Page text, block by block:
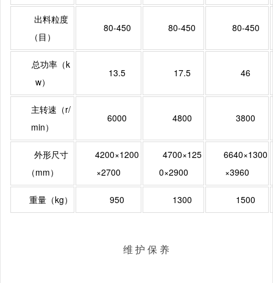
出料粒度
（目）
80-450 80-450 80-450
总功率（k
w）
13.5 17.5 46
主转速（r/
min）
6000 4800 3800
外形尺寸
（mm）
4200×1200
×2700
4700×125
0×2900
6640×1300
×3960
重量（kg） 950 1300 1500
维 护 保 养